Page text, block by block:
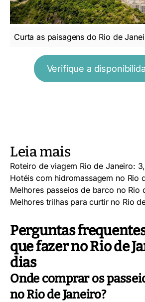
Curta as paisagens do Rio de
Verifique a
Leia mais
Roteiro de viagem Rio de Janeiro:
Hotéis com hidromassagem no Rio
Melhores passeios de barco no Rio
Melhores trilhas para curtir no Rio
Perguntas
que fazer no Rio de
dias
Onde comprar os
no Rio de Janeiro?